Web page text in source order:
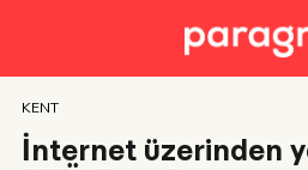
KENT
İnternet üzerinden